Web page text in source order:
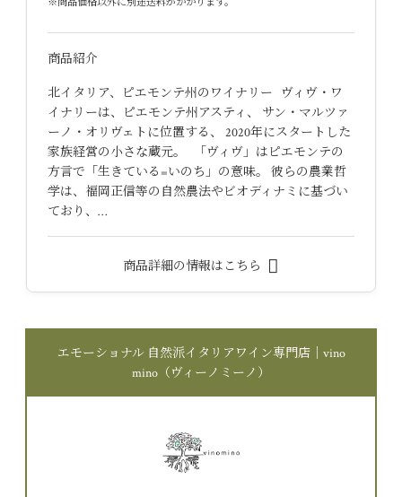
商品紹介
北イタリア、ピエモンテ州のワイナリー ヴィヴ・ワ
イナリーは、ピエモンテ州アスティ、 サン・マルツァ
ーノ・オリヴェトに位置する、 2020年にスタートした
家族経営の小さな蔵元。 「ヴィヴ」はピエモンテの
方言で「生きている=いのち」の意味。 彼らの農業哲
学は、福岡正信等の自然農法やビオディナミに基づい
ており、…
商品詳細の情報はこちら
エモーショナル 自然派イタリアワイン専門店｜vino
mino（ヴィーノミーノ）